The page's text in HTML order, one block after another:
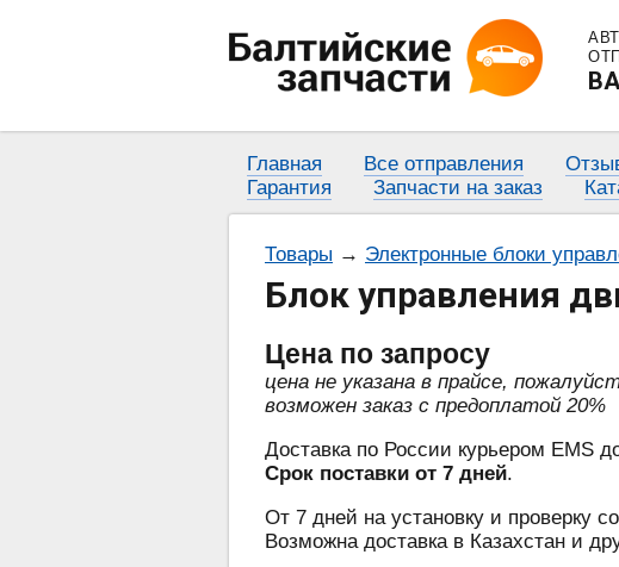
Главная Все отправления
Гарантия
Запчасти на заказ
Товары → Электронные блоки
Блок управления
Цена по запросу
цена не указана в прайсе,
возможен заказ с предоплатой 20%
Доставка по России курьером EMS
Срок поставки от 7 дней.
От 7 дней на установку и проверку
Возможна доставка в Казахстан и